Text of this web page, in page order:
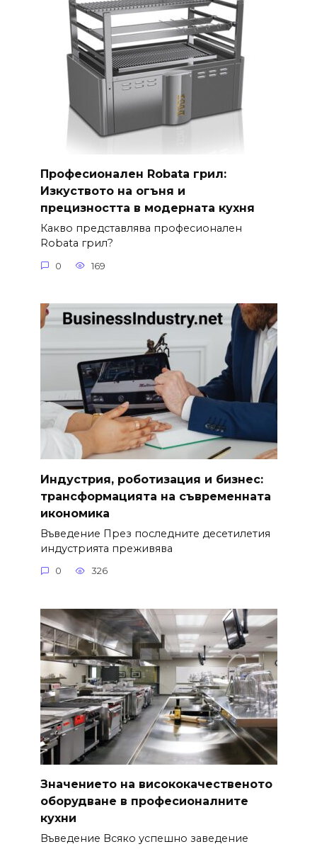
Професионален Robata грил:
Изкуството на огъня и
прецизността в модерната кухня
Какво представлява професионален
Robata грил?
0 169
Индустрия, роботизация и бизнес:
трансформацията на съвременната
икономика
Въведение През последните десетилетия
индустрията преживява
0 326
Значението на висококачественото
оборудване в професионалните
кухни
Въведение Всяко успешно заведение